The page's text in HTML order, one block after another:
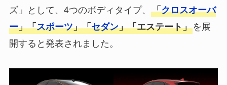
ズ」として、4つのボディタイプ、 「クロスオーバ
ー」「スポーツ」「セダン」「エステート」を展
開すると発表されました。